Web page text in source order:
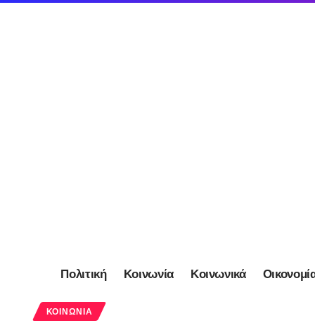
Πολιτική Κοινωνία Κοινωνικά
ΚΟΙΝΩΝΊΑ